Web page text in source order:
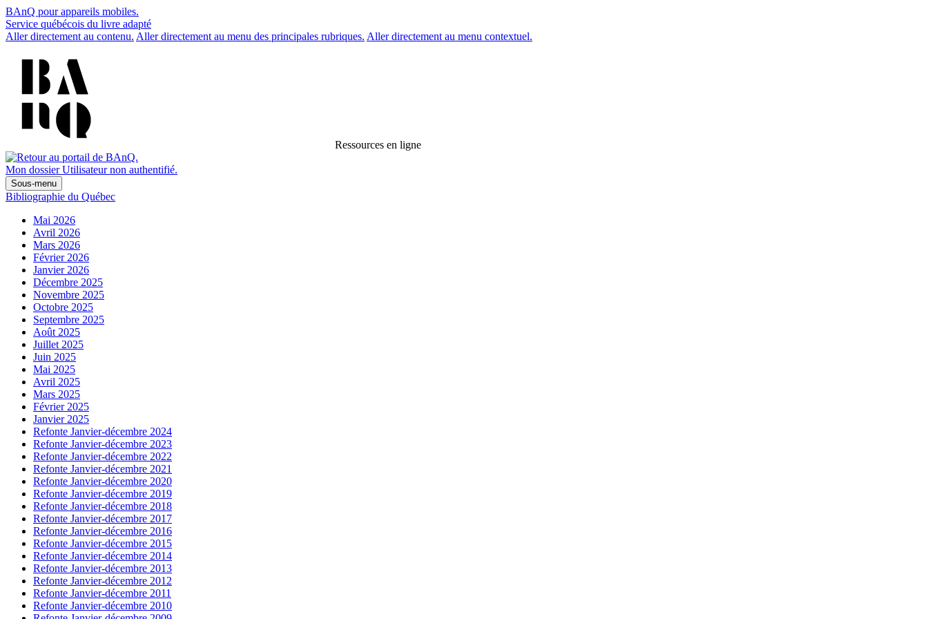
BAnQ pour appareils mobiles.
Service québécois du livre adapté
Aller directement au contenu. Aller directement au menu des principales rubriques. Aller directement au menu contextuel.
Ressources en ligne
Mon dossier Utilisateur non authentifié.
Sous-menu
Bibliographie du Québec
Mai 2026
Avril 2026
Mars 2026
Février 2026
Janvier 2026
Décembre 2025
Novembre 2025
Octobre 2025
Septembre 2025
Août 2025
Juillet 2025
Juin 2025
Mai 2025
Avril 2025
Mars 2025
Février 2025
Janvier 2025
Refonte Janvier-décembre 2024
Refonte Janvier-décembre 2023
Refonte Janvier-décembre 2022
Refonte Janvier-décembre 2021
Refonte Janvier-décembre 2020
Refonte Janvier-décembre 2019
Refonte Janvier-décembre 2018
Refonte Janvier-décembre 2017
Refonte Janvier-décembre 2016
Refonte Janvier-décembre 2015
Refonte Janvier-décembre 2014
Refonte Janvier-décembre 2013
Refonte Janvier-décembre 2012
Refonte Janvier-décembre 2011
Refonte Janvier-décembre 2010